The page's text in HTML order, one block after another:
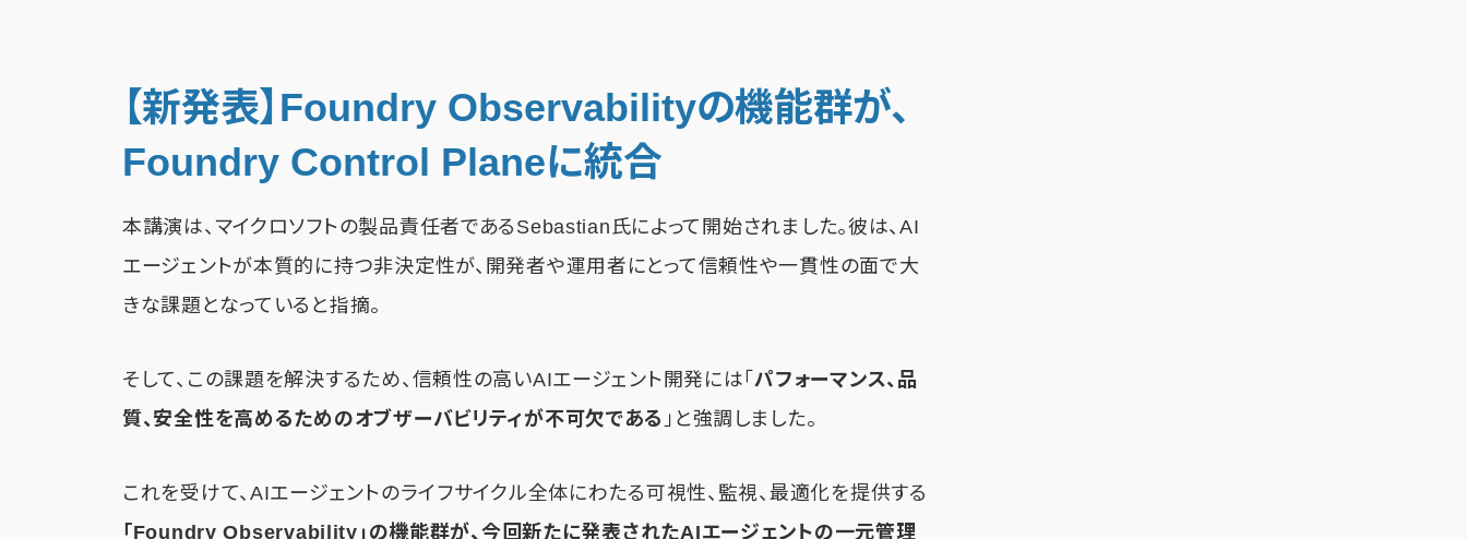
【新発表】Foundry Observabilityの機能群が、
Foundry Control Planeに統合
本講演は、マイクロソフトの製品責任者であるSebastian氏によって開始されました。彼は、AI
エージェントが本質的に持つ非決定性が、開発者や運用者にとって信頼性や一貫性の面で大
きな課題となっていると指摘。
そして、この課題を解決するため、信頼性の高いAIエージェント開発には「パフォーマンス、品
質、安全性を高めるためのオブザーバビリティが不可欠である 」と強調しました。
これを受けて、AIエージェントのライフサイクル全体にわたる可視性、監視、最適化を提供する
「Foundry Observability」の機能群が、今回新たに発表されたAIエージェントの一元管理